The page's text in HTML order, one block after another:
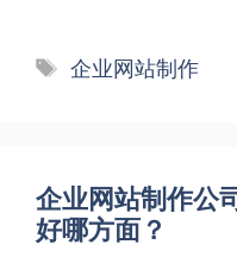
标
企业网站制作
企业网站制作公
好哪方面？